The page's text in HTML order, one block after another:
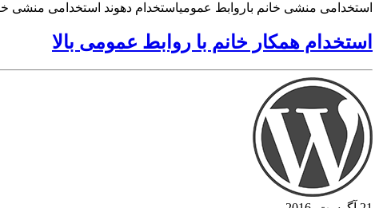
استخدامی منشی خانم باروابط عمومیاستخدام دهوند استخدامی
استخدام همکار خانم با روابط عمومی بالا